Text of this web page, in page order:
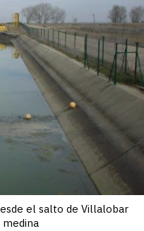
el salto de Villalobar
medina